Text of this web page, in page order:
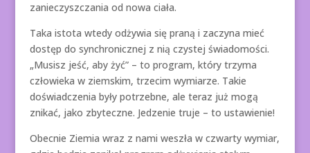
zanieczyszczania od nowa ciała.
Taka istota wtedy odżywia się praną i zaczyna mieć
dostęp do synchronicznej z nią czystej świadomości.
„Musisz jeść, aby żyć” – to program, który trzyma
człowieka w ziemskim, trzecim wymiarze. Takie
doświadczenia były potrzebne, ale teraz już mogą
znikać, jako zbyteczne. Jedzenie truje – to ustawienie!
Obecnie Ziemia wraz z nami weszła w czwarty wymiar,